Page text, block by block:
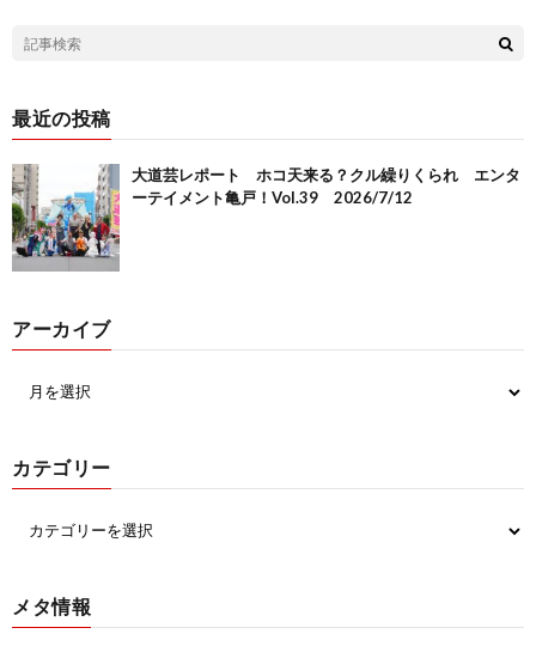
最近の投稿
大道芸レポート ホコ天来る？クル繰りくられ エンタ
ーテイメント亀戸！Vol.39 2026/7/12
アーカイブ
カテゴリー
メタ情報